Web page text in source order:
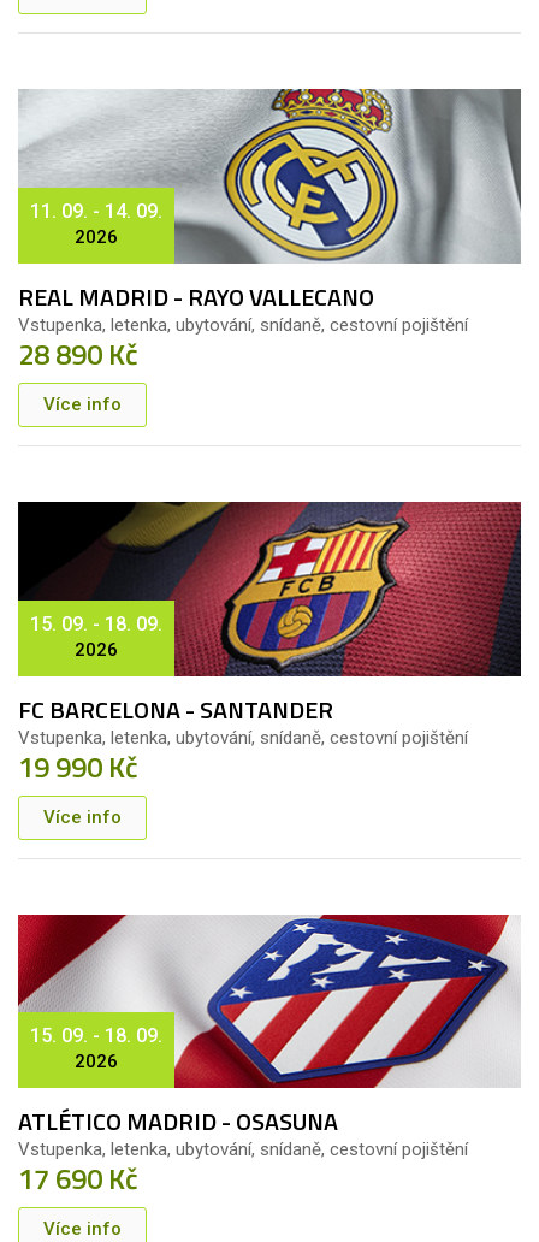
11. 09. - 14. 09.
2026
REAL MADRID - RAYO VALLECANO
Vstupenka, letenka, ubytování, snídaně, cestovní pojištění
28 890 Kč
Více info
15. 09. - 18. 09.
2026
FC BARCELONA - SANTANDER
Vstupenka, letenka, ubytování, snídaně, cestovní pojištění
19 990 Kč
Více info
15. 09. - 18. 09.
2026
ATLÉTICO MADRID - OSASUNA
Vstupenka, letenka, ubytování, snídaně, cestovní pojištění
17 690 Kč
Více info